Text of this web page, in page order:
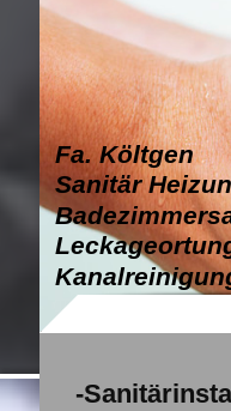
Fa. Költgen
Sanitär
-